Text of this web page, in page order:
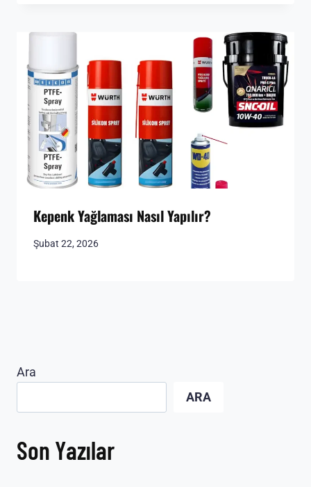
Kepenk Yağlaması Nasıl Yapılır?
Şubat 22, 2026
Ara
ARA
Son Yazılar